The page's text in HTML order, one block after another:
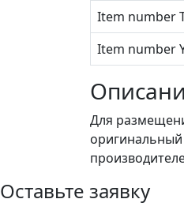
Item number
Item number
Для
оригинальный
Оставьте заявку